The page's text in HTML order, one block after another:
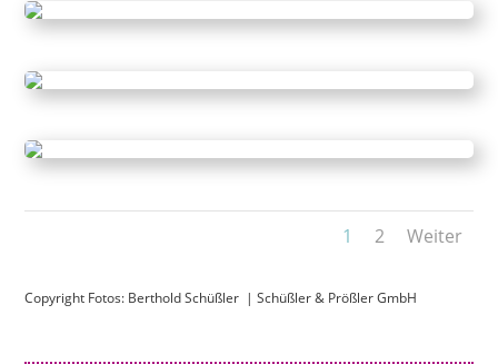
1 2 Weiter
Copyright Fotos: Berthold Schüßler |Schüßler & Prößler GmbH